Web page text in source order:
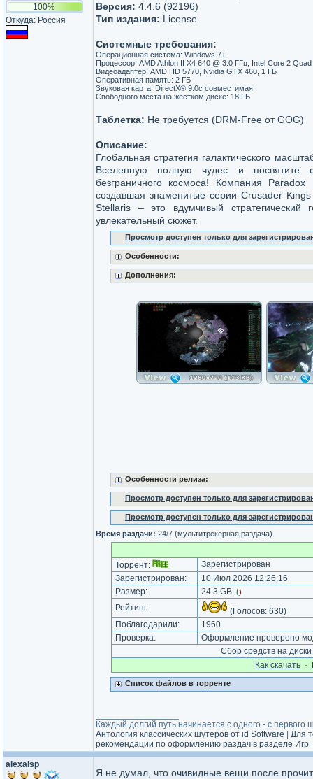
100%
Откуда: Россия
Версия: 4.4.6 (92196)
Тип издания: License
Системные требования:
Операционная система: Windows 7+
Процессор: AMD Athlon II X4 640 @ 3.0 ГГц, Intel Core 2
Видеоадаптер: AMD HD 5770, Nvidia GTX 460, 1 ГБ
Оперативная память: 2 ГБ
Звуковая карта: DirectX® 9.0с совместимая
Свободного места на жестком диске: 18 ГБ
Таблетка: Не требуется (DRM-Free от GOG)
Описание:
Глобальная стратегия галактического
Вселенную полную чудес и посвятите
безграничного космоса! Компания Paradox
создавшая знаменитые серии Crusader
Stellaris – это вдумчивый
увлекательный сюжет.
Просмотр доступен только для
Особенности:
Дополнения:
Особенности релиза:
Просмотр доступен только для
Просмотр доступен только для
Время раздачи: 24/7 (мультитрекерная раздача)
Торрент:
Зарегистрирован
Зарегистрирован:
10 Июл 2026 12:26:16
Размер:
24.3 GB ()
Рейтинг: (Голосов: 630)
Поблагодарили:
1960
Проверка:
Оформление проверено
Сбор средств на
Как cкачать·
Список файлов в торренте
Каждый долгий путь начинается с одного - с первого
Антология классических шутеров от id Software
Для
рекомендации по оформлению раздач в разделе Игр
alexalsp
Я не думал, что очивидные вещи после